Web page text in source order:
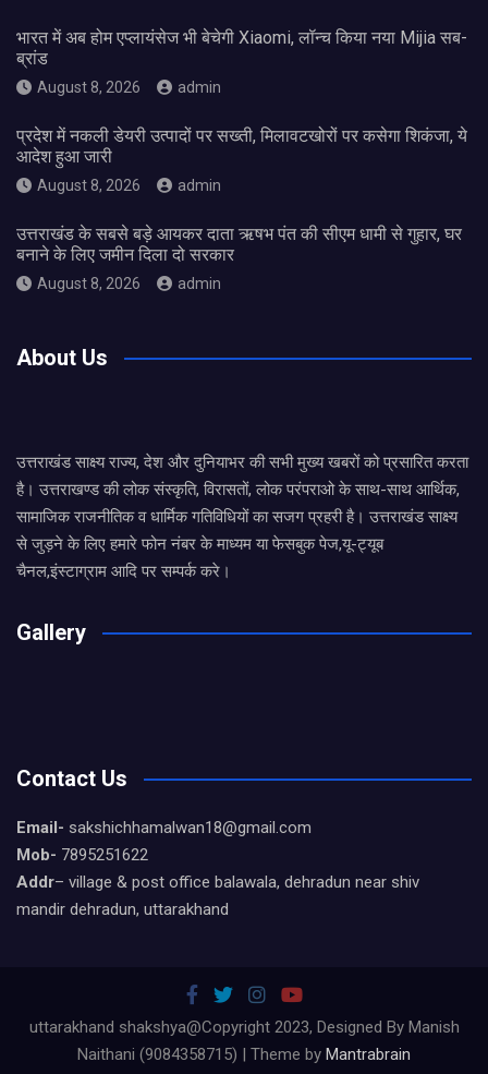
भारत में अब होम एप्लायंसेज भी बेचेगी Xiaomi, लॉन्च किया नया Mijia सब-
ब्रांड
August 8, 2026 admin
प्रदेश में नकली डेयरी उत्पादों पर सख्ती, मिलावटखोरों पर कसेगा शिकंजा, ये
आदेश हुआ जारी
August 8, 2026 admin
उत्तराखंड के सबसे बड़े आयकर दाता ऋषभ पंत की सीएम धामी से गुहार, घर
बनाने के लिए जमीन दिला दो सरकार
August 8, 2026 admin
About Us
उत्तराखंड साक्ष्य राज्य, देश और दुनियाभर की सभी मुख्य खबरों को प्रसारित करता
है। उत्तराखण्ड की लोक संस्कृति, विरासतों, लोक परंपराओ के साथ-साथ आर्थिक,
सामाजिक राजनीतिक व धार्मिक गतिविधियों का सजग प्रहरी है। उत्तराखंड साक्ष्य
से जुड़ने के लिए हमारे फोन नंबर के माध्यम या फेसबुक पेज,यू-ट्यूब
चैनल,इंस्टाग्राम आदि पर सम्पर्क करे।
Gallery
Contact Us
Email- sakshichhamalwan18@gmail.com
Mob- 7895251622
Addr– village & post office balawala, dehradun near shiv
mandir dehradun, uttarakhand
uttarakhand shakshya@Copyright 2023, Designed By Manish
Naithani (9084358715) | Theme by Mantrabrain